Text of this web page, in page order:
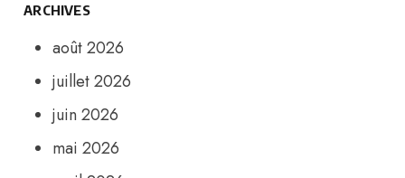
ARCHIVES
août 2026
juillet 2026
juin 2026
mai 2026